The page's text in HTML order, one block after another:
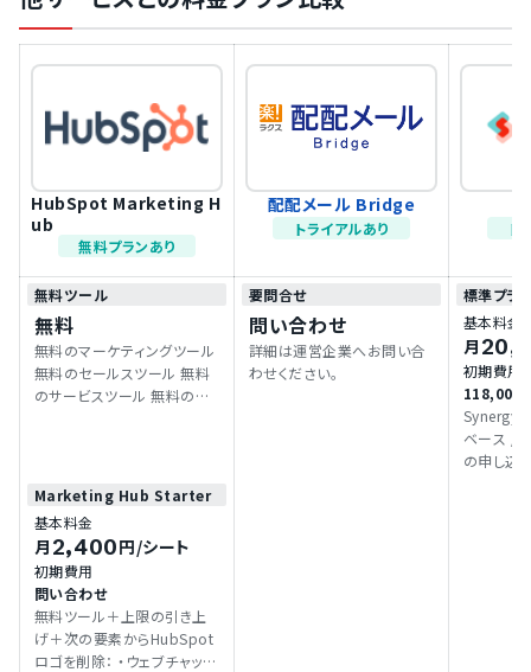
HubSpot Marketing H
ub
無料プランあり
配配メール Bridge
トライアルあり ト
無料ツール
無料
無料のマーケティングツール
無料のセールスツール 無料
のサービスツール 無料の
要問合せ
問い合わせ
詳細は運営企業へお問い合
わせください。
標準プラ
基本料金
月
初期費用
118,000
Synergy!
ベース /
の申し込
Marketing Hub Starter
基本料金
月 2,400円/シート
初期費用
問い合わせ
無料ツール＋上限の引き上
げ＋次の要素からHubSpot
ロゴを削除： ・ウェブチャット